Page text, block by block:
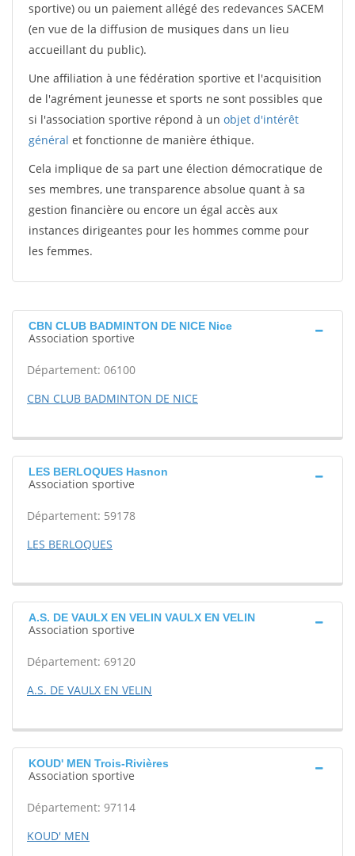
sportive) ou un paiement allégé des redevances SACEM
(en vue de la diffusion de musiques dans un lieu
accueillant du public).
Une affiliation à une fédération sportive et l'acquisition
de l'agrément jeunesse et sports ne sont possibles que
si l'association sportive répond à un objet d'intérêt
général et fonctionne de manière éthique.
Cela implique de sa part une élection démocratique de
ses membres, une transparence absolue quant à sa
gestion financière ou encore un égal accès aux
instances dirigeantes pour les hommes comme pour
les femmes.
CBN CLUB BADMINTON DE NICE Nice
Association sportive
Département: 06100
CBN CLUB BADMINTON DE NICE
LES BERLOQUES Hasnon
Association sportive
Département: 59178
LES BERLOQUES
A.S. DE VAULX EN VELIN VAULX EN VELIN
Association sportive
Département: 69120
A.S. DE VAULX EN VELIN
KOUD' MEN Trois-Rivières
Association sportive
Département: 97114
KOUD' MEN